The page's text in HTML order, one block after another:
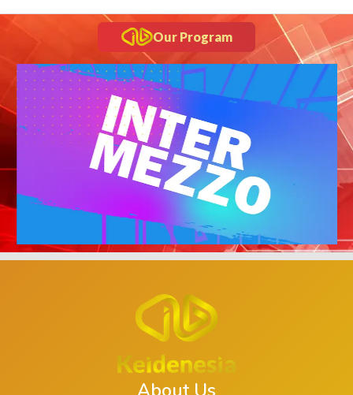
Our Program